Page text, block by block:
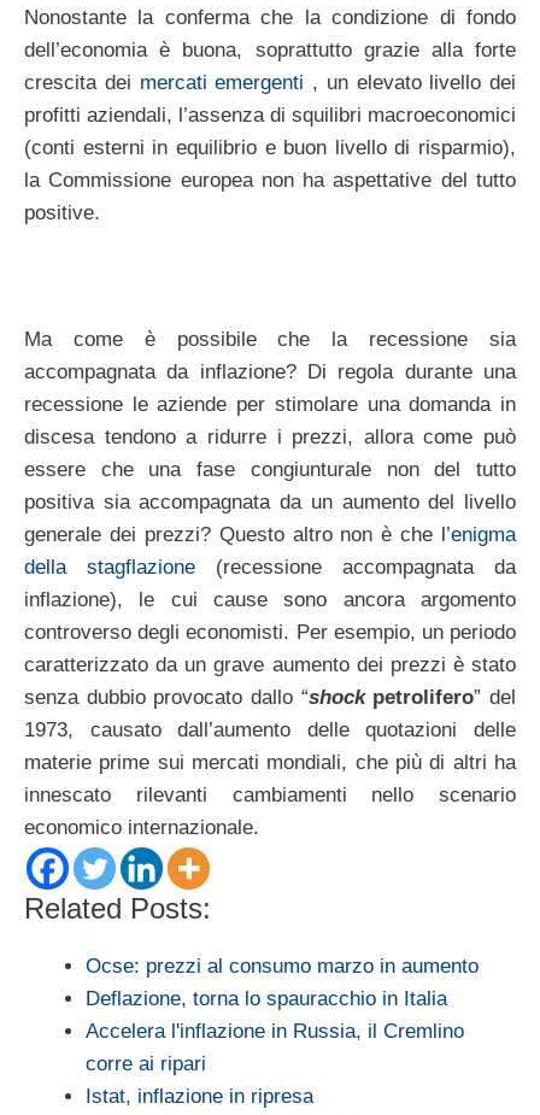
Nonostante la conferma che la condizione di fondo
dell’economia è buona, soprattutto grazie alla forte
crescita dei mercati emergenti , un elevato livello dei
profitti aziendali, l’assenza di squilibri macroeconomici
(conti esterni in equilibrio e buon livello di risparmio),
la Commissione europea non ha aspettative del tutto
positive.
Ma come è possibile che la recessione sia
accompagnata da inflazione? Di regola durante una
recessione le aziende per stimolare una domanda in
discesa tendono a ridurre i prezzi, allora come può
essere che una fase congiunturale non del tutto
positiva sia accompagnata da un aumento del livello
generale dei prezzi? Questo altro non è che l’enigma
della stagflazione (recessione accompagnata da
inflazione), le cui cause sono ancora argomento
controverso degli economisti. Per esempio, un periodo
caratterizzato da un grave aumento dei prezzi è stato
senza dubbio provocato dallo “shockpetrolifero” del
1973, causato dall’aumento delle quotazioni delle
materie prime sui mercati mondiali, che più di altri ha
innescato rilevanti cambiamenti nello scenario
economico internazionale.
Related Posts:
Ocse: prezzi al consumo marzo in aumento
Deflazione, torna lo spauracchio in Italia
Accelera l'inflazione in Russia, il Cremlino
corre ai ripari
Istat, inflazione in ripresa